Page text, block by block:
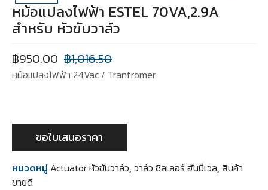
หม้อแปลงไฟฟ้า ESTEL 70VA,2.9A
สำหรับ หัวขับวาล์ว
฿1,016.50
฿950.00
หม้อแปลงไฟฟ้า 24Vac / Tranfromer
ขอใบเสนอราคา
หมวดหมู่ Actuator หัวขับวาล์ว, วาล์ว ชิลเลอร์ ฮันนี่เวล, สินค้า
ขายดี